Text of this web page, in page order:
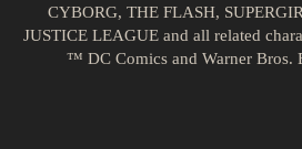
CYBORG, THE FLASH,
JUSTICE LEAGUE and all related
™ DC Comics and Warner Bros.